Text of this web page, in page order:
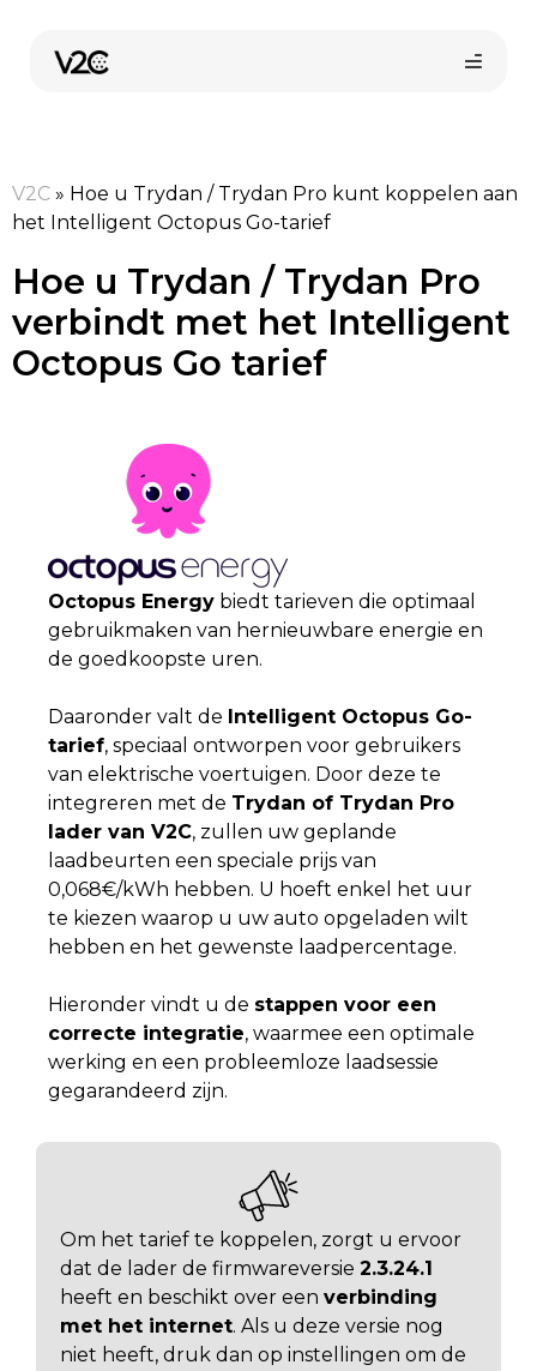
Vind uw installateur
V2C » Hoe u Trydan / Trydan Pro kunt koppelen aan
het Intelligent Octopus Go-tarief
Hoe u Trydan / Trydan Pro
verbindt met het Intelligent
Octopus Go tarief
Octopus Energy biedt tarieven die optimaal
gebruikmaken van hernieuwbare energie en
de goedkoopste uren.
Daaronder valt de Intelligent Octopus Go-
tarief, speciaal ontworpen voor gebruikers
van elektrische voertuigen. Door deze te
integreren met de Trydan of Trydan Pro
lader van V2C, zullen uw geplande
laadbeurten een speciale prijs van
0,068€/kWh hebben. U hoeft enkel het uur
te kiezen waarop u uw auto opgeladen wilt
hebben en het gewenste laadpercentage.
Hieronder vindt u de stappen voor een
correcte integratie, waarmee een optimale
werking en een probleemloze laadsessie
gegarandeerd zijn.
Om het tarief te koppelen, zorgt u ervoor
dat de lader de firmwareversie 2.3.24.1
heeft en beschikt over een verbinding
met het internet. Als u deze versie nog
niet heeft, druk dan op instellingen om de